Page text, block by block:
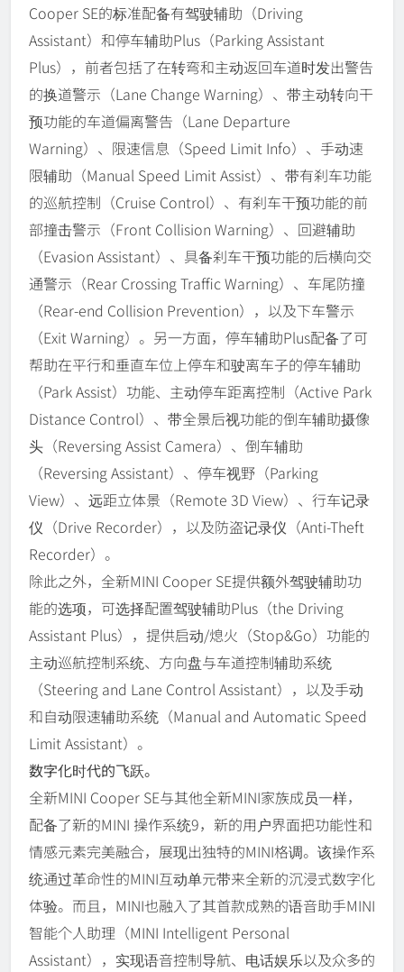
Cooper SE的标准配备有驾驶辅助（Driving
Assistant）和停车辅助Plus（Parking Assistant
Plus），前者包括了在转弯和主动返回车道时发出警告
的换道警示（Lane Change Warning）、带主动转向干
预功能的车道偏离警告（Lane Departure
Warning）、限速信息（Speed Limit Info）、手动速
限辅助（Manual Speed Limit Assist）、带有刹车功能
的巡航控制（Cruise Control）、有刹车干预功能的前
部撞击警示（Front Collision Warning）、回避辅助
（Evasion Assistant）、具备刹车干预功能的后横向交
通警示（Rear Crossing Traffic Warning）、车尾防撞
（Rear-end Collision Prevention），以及下车警示
（Exit Warning）。另一方面，停车辅助Plus配备了可
帮助在平行和垂直车位上停车和驶离车子的停车辅助
（Park Assist）功能、主动停车距离控制（Active Park
Distance Control）、带全景后视功能的倒车辅助摄像
头（Reversing Assist Camera）、倒车辅助
（Reversing Assistant）、停车视野（Parking
View）、远距立体景（Remote 3D View）、行车记录
仪（Drive Recorder），以及防盗记录仪（Anti-Theft
Recorder）。
除此之外，全新MINI Cooper SE提供额外驾驶辅助功
能的选项，可选择配置驾驶辅助Plus（the Driving
Assistant Plus），提供启动/熄火（Stop&Go）功能的
主动巡航控制系统、方向盘与车道控制辅助系统
（Steering and Lane Control Assistant），以及手动
和自动限速辅助系统（Manual and Automatic Speed
Limit Assistant）。
数字化时代的飞跃。
全新MINI Cooper SE与其他全新MINI家族成员一样，
配备了新的MINI 操作系统9，新的用户界面把功能性和
情感元素完美融合，展现出独特的MINI格调。该操作系
统通过革命性的MINI互动单元带来全新的沉浸式数字化
体验。而且，MINI也融入了其首款成熟的语音助手MINI
智能个人助理（MINI Intelligent Personal
Assistant），实现语音控制导航、电话娱乐以及众多的